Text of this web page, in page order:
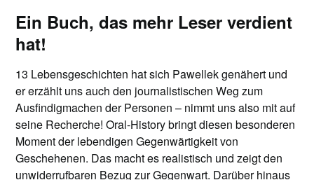
Ein Buch, das mehr Leser verdient
hat!
13 Lebensgeschichten hat sich Pawellek genähert und
er erzählt uns auch den journalistischen Weg zum
Ausfindigmachen der Personen – nimmt uns also mit auf
seine Recherche!Oral-History bringt diesen besonderen
Moment der lebendigen Gegenwärtigkeit von
Geschehenen. Das macht es realistisch und zeigt den
unwiderrufbaren Bezug zur Gegenwart. Darüber hinaus